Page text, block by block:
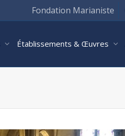
Fondation Marianiste
Établissements & Œuvres